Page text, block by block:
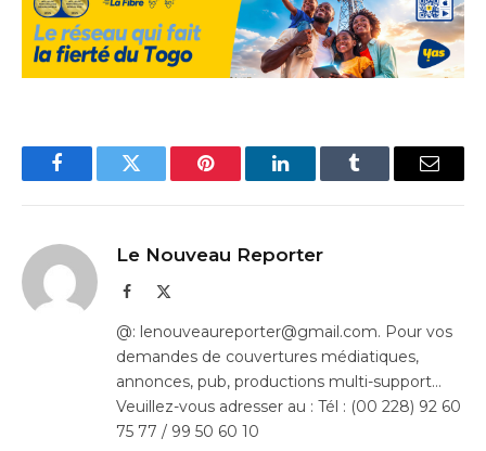
FacebookTwitter Pinterest LinkedInTumblr Email
Le Nouveau Reporter
Facebook
@: lenouveaureporter@gmail.com. Pour vos
demandes de couvertures médiatiques,
annonces, pub, productions multi-support…
Veuillez-vous adresser au : Tél : (00 228) 92 60
75 77 / 99 50 60 10